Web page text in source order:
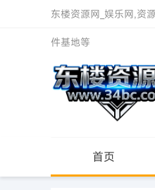
东楼资源网_娱乐网,资
件基地等
首页